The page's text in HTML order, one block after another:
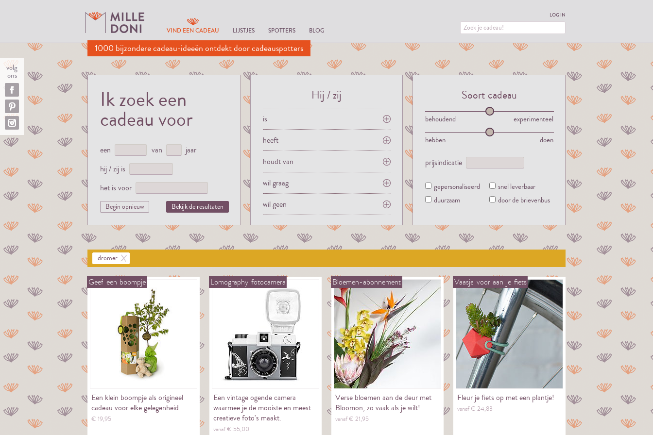
VIND EEN CADEAU LIJSTJES SPOTTERS BLOG
LOG IN
1000 bijzondere cadeau-ideeën ontdekt door cadeauspotters
volg
ons
Ik zoek een
cadeau voor
een van
jaar
hij / zij is
het is voor
Begin opnieuw Bekijk de resultaten
Hij / zij
is
heeft
houdt van
wil graag
wil geen
Soort cadeau
behoudend experimenteel
hebben doen
prijsindicatie
gepersonaliseerd
snel leverbaar
duurzaam
door de brievenbus
dromer
Geef een boompje
Een klein boompje als origineel
cadeau voor elke gelegenheid.
€ 19,95
Lomography fotocamera
Een vintage ogende camera
waarmee je de mooiste en meest
creatieve foto's maakt.
vanaf € 55,00
Bloemen-abonnement
Verse bloemen aan de deur met
Bloomon, zo vaak als je wilt!
vanaf € 21,95
Vaasje voor aan je fiets
Fleur je fiets op met een plantje!
vanaf € 24,83